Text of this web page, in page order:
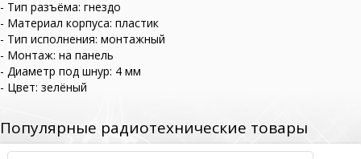
- Тип разъёма: гнездо
- Материал корпуса: пластик
- Тип исполнения: монтажный
- Монтаж: на панель
- Диаметр под шнур: 4 мм
- Цвет: зелёный
Популярные радиотехнические товары